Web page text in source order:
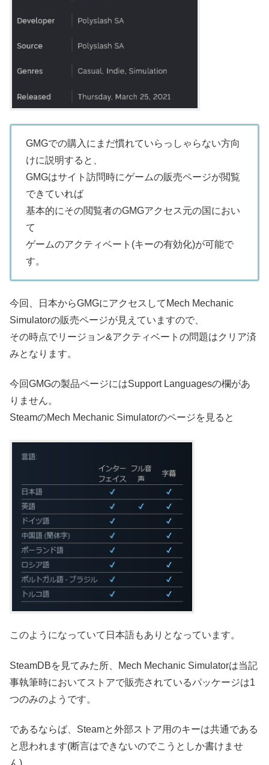
GMGでの購入にまだ慣れていらっしゃらない方向
けに説明すると、
GMGはサイト訪問時にゲームの販売ページが閲覧
できていれば
基本的にその閲覧者のGMGアクセス元の国におい
て
ゲームのアクティベート(キーの有効化)が可能で
す。
今回、日本からGMGにアクセスしてMech Mechanic
Simulatorの販売ページが見えていますので、
その時点でリージョン&アクティベートの問題はクリア済
みとなります。
今回GMGの製品ページにはSupport Languagesの欄があ
りません。
SteamのMech Mechanic Simulatorのページを見ると
このようになっていて日本語もありとなっています。
SteamDBを見てみた所、Mech Mechanic Simulatorは当記
事執筆時においてストアで販売されているパッケージは1
つのみのようです。
であるならば、Steamと外部ストア用のキーは共通である
と思われます(断言はできないのでこうとしか書けませ